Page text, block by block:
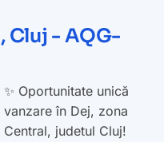
Cluj - AQG-
✨ Oportunitate unică
vanzare în Dej, zona
Central, judetul Cluj!